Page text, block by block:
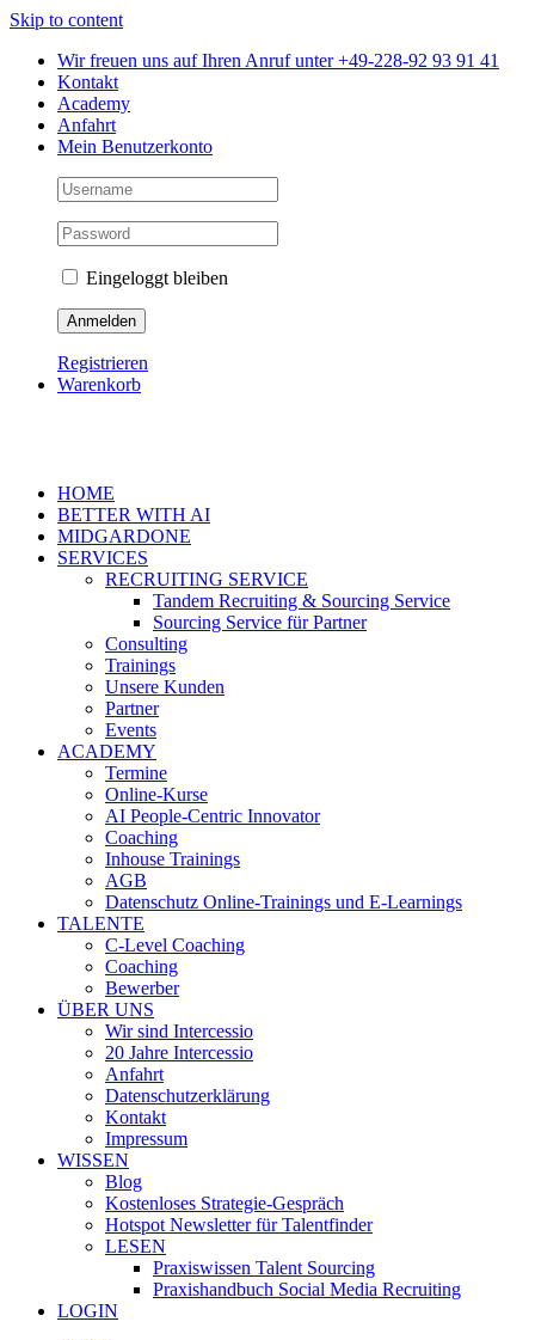
Skip to content
Wir freuen uns auf Ihren Anruf unter +49-228-92 93 91 41
Kontakt
Academy
Anfahrt
Mein Benutzerkonto
Eingeloggt bleiben
Registrieren
Warenkorb
HOME
BETTER WITH AI
MIDGARDONE
SERVICES
RECRUITING SERVICE
Tandem Recruiting & Sourcing Service
Sourcing Service für Partner
Consulting
Trainings
Unsere Kunden
Partner
Events
ACADEMY
Termine
Online-Kurse
AI People-Centric Innovator
Coaching
Inhouse Trainings
AGB
Datenschutz Online-Trainings und E-Learnings
TALENTE
C-Level Coaching
Coaching
Bewerber
ÜBER UNS
Wir sind Intercessio
20 Jahre Intercessio
Anfahrt
Datenschutzerklärung
Kontakt
Impressum
WISSEN
Blog
Kostenloses Strategie-Gespräch
Hotspot Newsletter für Talentfinder
LESEN
Praxiswissen Talent Sourcing
Praxishandbuch Social Media Recruiting
LOGIN